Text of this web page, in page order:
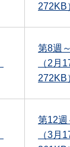
272KB
第8週
（2月
272KB
第12週
（3月